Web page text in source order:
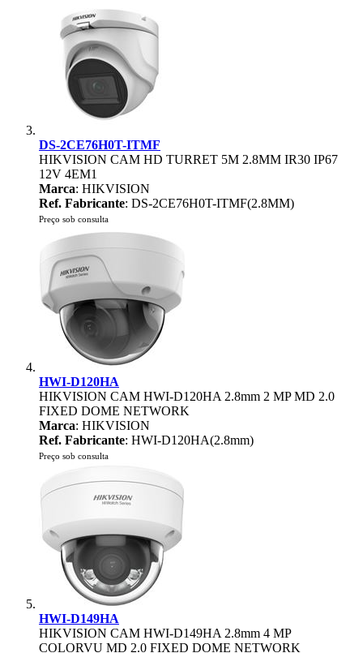
DS-2CE76H0T-ITMF
HIKVISION CAM HD TURRET 5M 2.8MM IR30 IP67
12V 4EM1
Marca: HIKVISION
Ref. Fabricante: DS-2CE76H0T-ITMF(2.8MM)
Preço sob consulta
HWI-D120HA
HIKVISION CAM HWI-D120HA 2.8mm 2 MP MD 2.0
FIXED DOME NETWORK
Marca: HIKVISION
Ref. Fabricante: HWI-D120HA(2.8mm)
Preço sob consulta
HWI-D149HA
HIKVISION CAM HWI-D149HA 2.8mm 4 MP
COLORVU MD 2.0 FIXED DOME NETWORK